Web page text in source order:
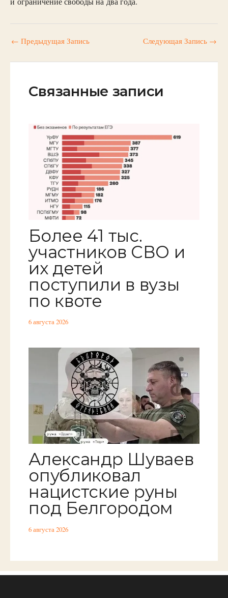
← Предыдущая Запись Следующая Запись →
Связанные записи
Более 41 тыс.
участников СВО и
их детей
поступили в вузы
по квоте
6 августа 2026
Александр Шуваев
опубликовал
нацистские руны
под Белгородом
6 августа 2026